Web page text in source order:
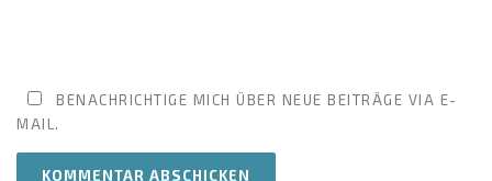
BENACHRICHTIGE MICH ÜBER NEUE BEITRÄGE VIA E-
MAIL.